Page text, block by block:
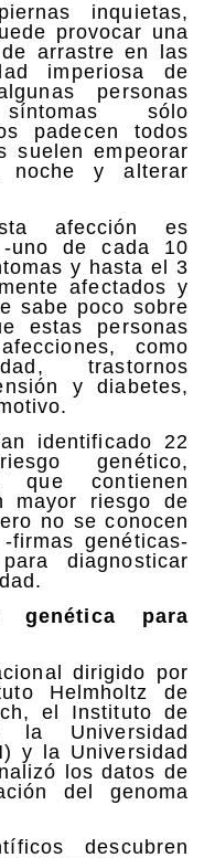
inquietas,
provocar una
arrastre en las
imperiosa de
personas
sólo
padecen todos
suelen empeorar
y alterar
afección es
-uno de cada 10
y hasta el 3
afectados y
sabe poco sobre
estas personas
como
trastornos
y diabetes,
identificado 22
genético,
que contienen
mayor riesgo de
no se conocen
firmas genéticas-
diagnosticar
genética para
dirigido por
Helmholtz de
el Instituto de
la Universidad
y la Universidad
los datos de
del genoma
descubren